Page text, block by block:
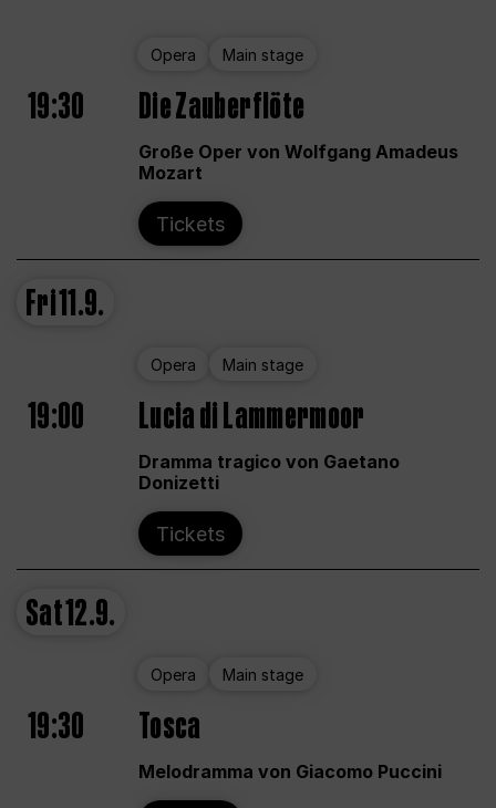
Opera Main stage
19:30 Die Zauberflöte
Große Oper von Wolfgang Amadeus
Mozart
Tickets
Fri11.9.
Opera Main stage
19:00 Lucia di Lammermoor
Dramma tragico von Gaetano
Donizetti
Tickets
Sat12.9.
Opera Main stage
19:30 Tosca
Melodramma von Giacomo Puccini